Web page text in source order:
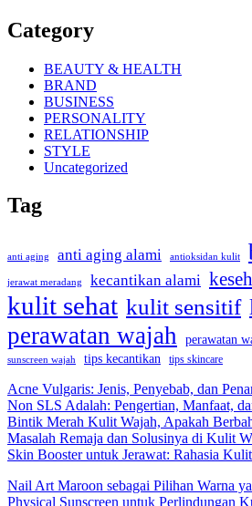
Category
BEAUTY & HEALTH
BRAND
BUSINESS
PERSONALITY
RELATIONSHIP
STYLE
Uncategorized
Tag
anti aging anti aging alami antioksidan kulit
jerawat meradang kecantikan alami
kulit sehat kulit sensitif
perawatan wajah perawatan
sunscreen wajah tips kecantikan tips skincare
Acne Vulgaris: Jenis, Penyebab, dan
Non SLS Adalah: Pengertian, Manfaat,
Bintik Merah Kulit Wajah, Apakah
Masalah Remaja dan Solusinya di Kulit
Skin Booster untuk Jerawat: Rahasia
Nail Art Maroon sebagai Pilihan Warna
Physical Sunscreen untuk Perlindungan